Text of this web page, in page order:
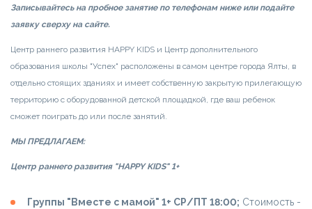
Записывайтесь на пробное занятие по телефонам ниже или подайте
заявку сверху на сайте.
Центр раннего развития HAPPY KIDS и Центр дополнительного
образования школы "Успех" расположены в самом центре города Ялты, в
отдельно стоящих зданиях и имеет собственную закрытую прилегающую
территорию с оборудованной детской площадкой, где ваш ребенок
сможет поиграть до или после занятий.
МЫ ПРЕДЛАГАЕМ:
Центр раннего развития "HAPPY KIDS" 1+
Группы "Вместе с мамой" 1+ СР/ПТ 18:00; Cтоимость -